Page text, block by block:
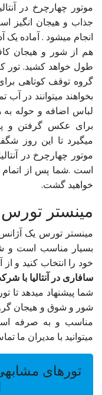
موتور چهارچرخ در
جذاب و هیجان انگیز
انجام میشود . آماده یک
طول خواهد کشید. تور
گروه توقف کوتاهی
بخواهند میتوانند در
لباس اضافه و حوله به
برای عکس گرفتن و
میگیرد تا این روز
موتور چهارچرخ در
است .شما پس از اتمام
خواهید گشت.
مینستر تورس
مینستر تورس یک
بسیار مناسب است و
خود را انتخاب کنید و
سافاری در آنتالیا با
شما پیشنهاد میدهد تا
شور و شوق و هیجان
مناسب و به صرفه
میتوانید با مدیران ما
تورهای